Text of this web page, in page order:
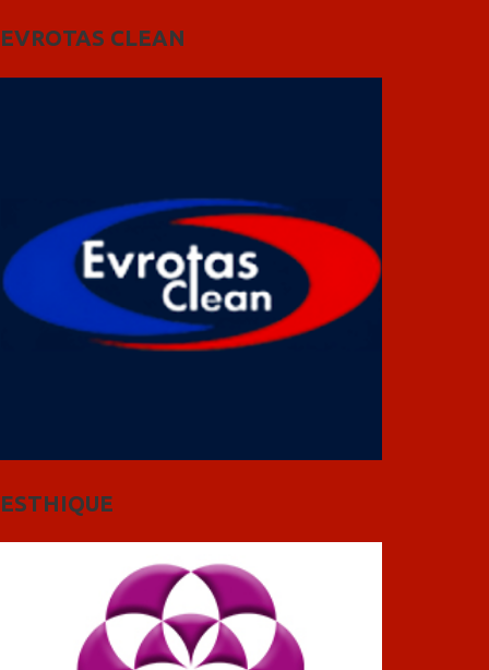
EVROTAS CLEAN
ESTHIQUE